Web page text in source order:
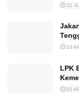
22
13
LPK
10